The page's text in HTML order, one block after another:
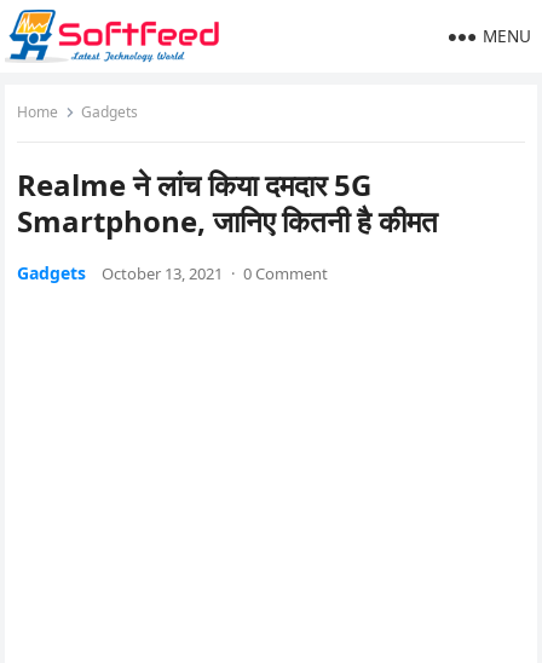
MENU
Home Gadgets
Realme ने लांच किया दमदार 5G
Smartphone, जानिए कितनी है कीमत
Gadgets October 13, 2021 · 0 Comment